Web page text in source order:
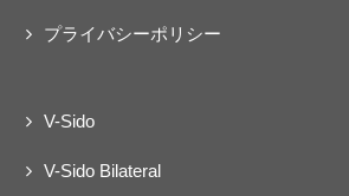
プライバシーポリシー
V-Sido
V-Sido Bilateral